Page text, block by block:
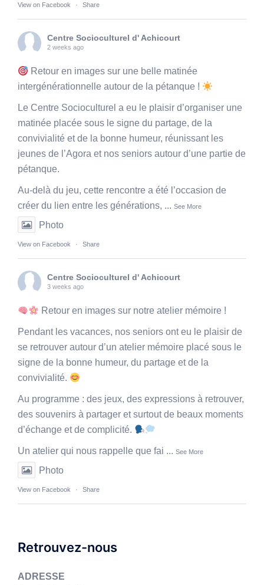
View on Facebook · Share
Centre Socioculturel d' Achicourt
2 weeks ago
Retour en images sur une belle matinée
intergénérationnelle autour de la pétanque !
Le Centre Socioculturel a eu le plaisir d’organiser une
matinée placée sous le signe du partage, de la
convivialité et de la bonne humeur, réunissant les
jeunes de l’Agora et nos seniors autour d’une partie de
pétanque.
Au-delà du jeu, cette rencontre a été l’occasion de
créer du lien entre les générations, ... See More
Photo
View on Facebook · Share
Centre Socioculturel d' Achicourt
3 weeks ago
Retour en images sur notre atelier mémoire !
Pendant les vacances, nos seniors ont eu le plaisir de
se retrouver autour d’un atelier mémoire placé sous le
signe de la bonne humeur, du partage et de la
convivialité.
Au programme : des jeux, des expressions à retrouver,
des souvenirs à partager et surtout de beaux moments
d’échange et de complicité.
Un atelier qui nous rappelle que fai ... See More
Photo
View on Facebook · Share
Retrouvez-nous
ADRESSE